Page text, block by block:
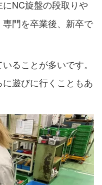
にNC旋盤の段取りや
門を卒業後、新卒で
ることが多いです。
遊びに行くこともあ